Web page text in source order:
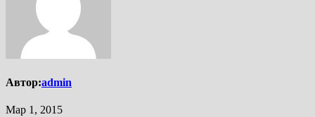
Автор:admin
Мар 1, 2015